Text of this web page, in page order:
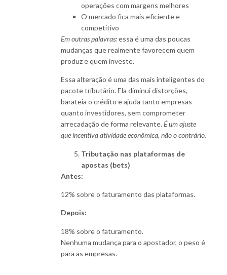
operações com margens melhores
O mercado fica mais eficiente e
competitivo
Em outras palavras:essa é uma das poucas
mudanças que realmente favorecem quem
produz e quem investe.
Essa alteração é uma das mais inteligentes do
pacote tributário. Ela diminui distorções,
barateia o crédito e ajuda tanto empresas
quanto investidores, sem comprometer
arrecadação de forma relevante.É um ajuste
que incentiva atividade econômica, não o contrário.
Tributação nas plataformas de
apostas (bets)
Antes:
12% sobre o faturamento das plataformas.
Depois:
18% sobre o faturamento.
Nenhuma mudança para o apostador, o peso é
para as empresas.